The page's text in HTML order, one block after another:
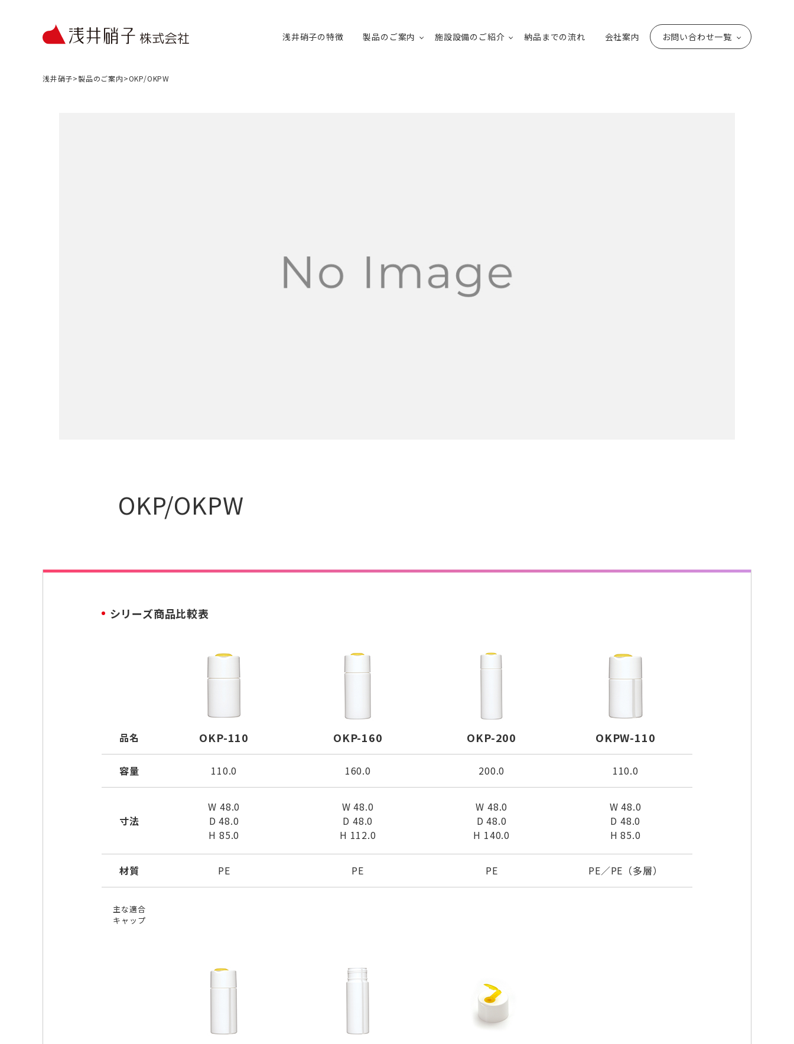
浅井硝子の特徴 製品のご案内 施設設備のご紹介 納品までの流れ 会社案内 お問い合わせ一覧
浅井硝子>製品のご案内>OKP/OKPW
OKP/OKPW
シリーズ商品比較表
品名
容量
寸法
材質
主な適合
キャップ
OKP-110
110.0
W 48.0
D 48.0
H 85.0
PE
OKP-160
160.0
W 48.0
D 48.0
H 112.0
PE
OKP-200
200.0
W 48.0
D 48.0
H 140.0
PE
OKPW-110
110.0
W 48.0
D 48.0
H 85.0
PE／PE（多層）